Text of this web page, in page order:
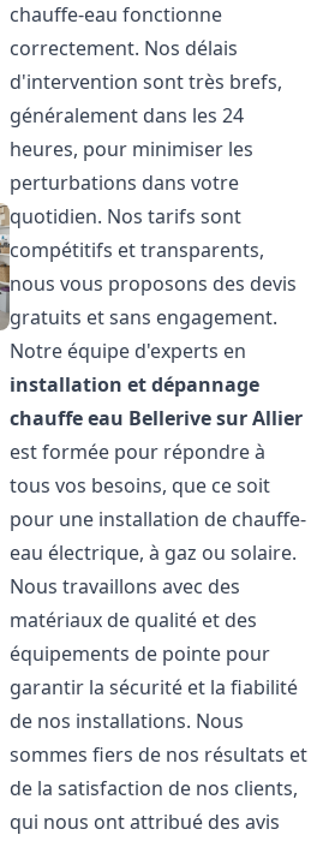
chauffe-eau fonctionne
correctement. Nos délais
d'intervention sont très brefs,
généralement dans les 24
heures, pour minimiser les
perturbations dans votre
quotidien. Nos tarifs sont
compétitifs et transparents,
nous vous proposons des devis
gratuits et sans engagement.
Notre équipe d'experts en
installation et dépannage
chauffe eau Bellerive sur Allier
est formée pour répondre à
tous vos besoins, que ce soit
pour une installation de chauffe-
eau électrique, à gaz ou solaire.
Nous travaillons avec des
matériaux de qualité et des
équipements de pointe pour
garantir la sécurité et la fiabilité
de nos installations. Nous
sommes fiers de nos résultats et
de la satisfaction de nos clients,
qui nous ont attribué des avis